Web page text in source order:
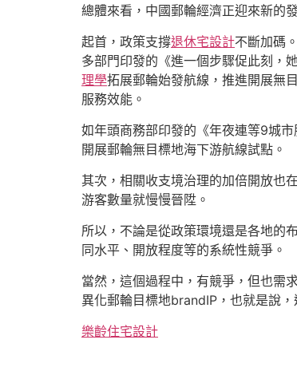
總體來看，中國郵輪經濟正迎來新的
起首，政策支撐退休宅設計不斷加碼
多部門印發的《進一個步驟促此刻，
理學拓展郵輪始發航線，推進開展無
服務效能。
如年頭商務部印發的《年夜連等9城
開展郵輪無目標地海下游航線試點。
其次，相關收支境治理的加倍開放也
游客數量就慢慢晉陞。
所以，不論是從政策環境還是各地的
同水平、開放程度等的系統性競爭。
當然，這個過程中，有競爭，但也需
異化郵輪目標地brandIP，也就是說
樂齡住宅設計